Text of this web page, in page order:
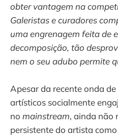
obter vantagem na
Galeristas e curadores
uma engrenagem feita de
decomposição, tão
nem o seu adubo permite
Apesar da recente onda
artísticos socialmente
no mainstream, ainda não
persistente do artista